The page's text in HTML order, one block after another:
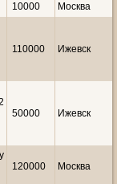
10000 Москва
110000 Ижевск
50000 Ижевск
120000 Москва